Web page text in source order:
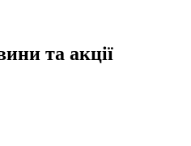
та акції